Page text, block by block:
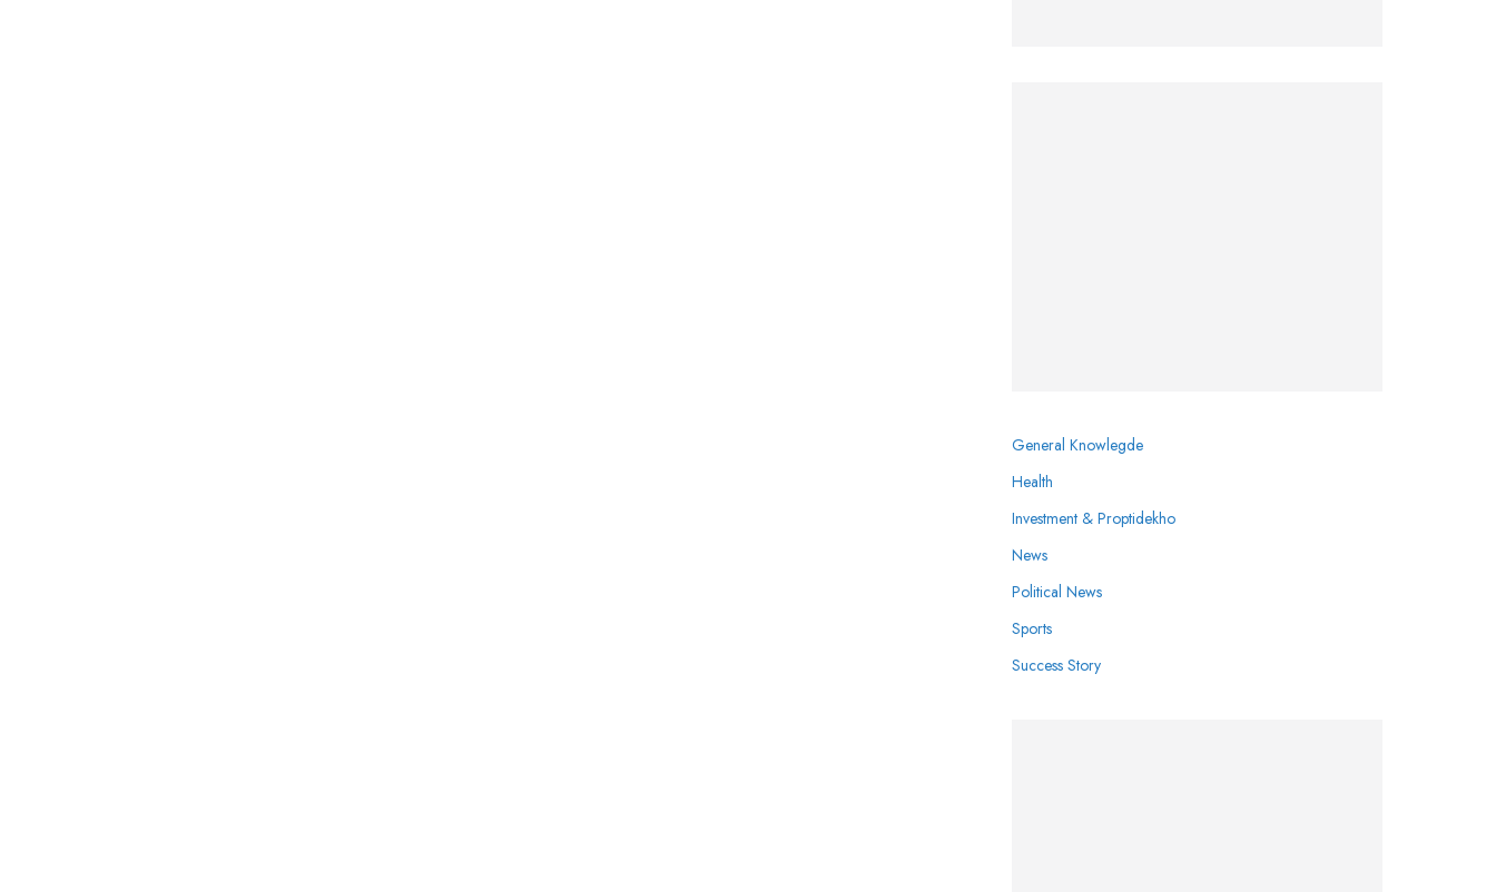
General Knowlegde
Health
Investment & Proptidekho
News
Political News
Sports
Success Story